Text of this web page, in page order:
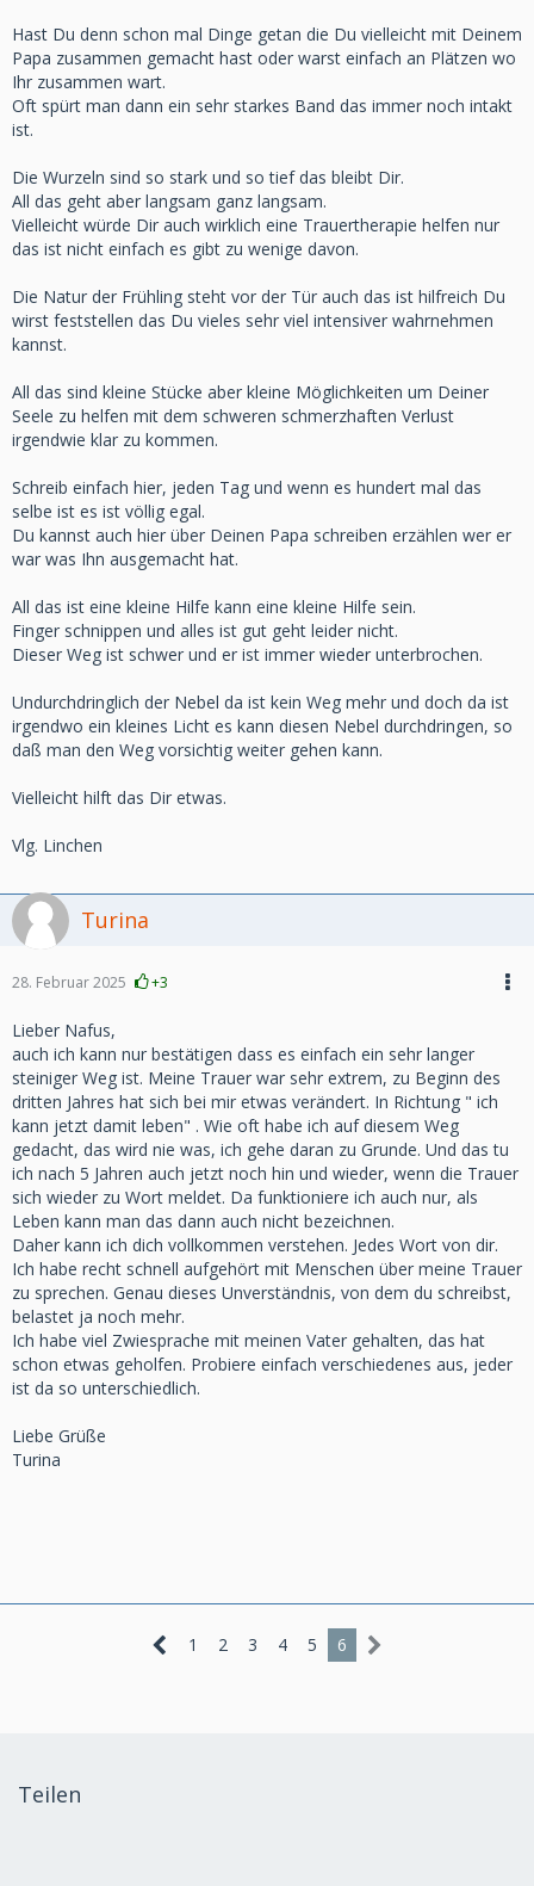
Hast Du denn schon mal Dinge getan die Du vielleicht mit Deinem
Papa zusammen gemacht hast oder warst einfach an Plätzen wo
Ihr zusammen wart.
Oft spürt man dann ein sehr starkes Band das immer noch intakt
ist.
Die Wurzeln sind so stark und so tief das bleibt Dir.
All das geht aber langsam ganz langsam.
Vielleicht würde Dir auch wirklich eine Trauertherapie helfen nur
das ist nicht einfach es gibt zu wenige davon.
Die Natur der Frühling steht vor der Tür auch das ist hilfreich Du
wirst feststellen das Du vieles sehr viel intensiver wahrnehmen
kannst.
All das sind kleine Stücke aber kleine Möglichkeiten um Deiner
Seele zu helfen mit dem schweren schmerzhaften Verlust
irgendwie klar zu kommen.
Schreib einfach hier, jeden Tag und wenn es hundert mal das
selbe ist es ist völlig egal.
Du kannst auch hier über Deinen Papa schreiben erzählen wer er
war was Ihn ausgemacht hat.
All das ist eine kleine Hilfe kann eine kleine Hilfe sein.
Finger schnippen und alles ist gut geht leider nicht.
Dieser Weg ist schwer und er ist immer wieder unterbrochen.
Undurchdringlich der Nebel da ist kein Weg mehr und doch da ist
irgendwo ein kleines Licht es kann diesen Nebel durchdringen, so
daß man den Weg vorsichtig weiter gehen kann.
Vielleicht hilft das Dir etwas.
Vlg. Linchen
Turina
28. Februar 2025 +3
Lieber Nafus,
auch ich kann nur bestätigen dass es einfach ein sehr langer
steiniger Weg ist. Meine Trauer war sehr extrem, zu Beginn des
dritten Jahres hat sich bei mir etwas verändert. In Richtung " ich
kann jetzt damit leben" . Wie oft habe ich auf diesem Weg
gedacht, das wird nie was, ich gehe daran zu Grunde. Und das tu
ich nach 5 Jahren auch jetzt noch hin und wieder, wenn die Trauer
sich wieder zu Wort meldet. Da funktioniere ich auch nur, als
Leben kann man das dann auch nicht bezeichnen.
Daher kann ich dich vollkommen verstehen. Jedes Wort von dir.
Ich habe recht schnell aufgehört mit Menschen über meine Trauer
zu sprechen. Genau dieses Unverständnis, von dem du schreibst,
belastet ja noch mehr.
Ich habe viel Zwiesprache mit meinen Vater gehalten, das hat
schon etwas geholfen. Probiere einfach verschiedenes aus, jeder
ist da so unterschiedlich.
Liebe Grüße
Turina
1 2 3 4 5 6
Teilen